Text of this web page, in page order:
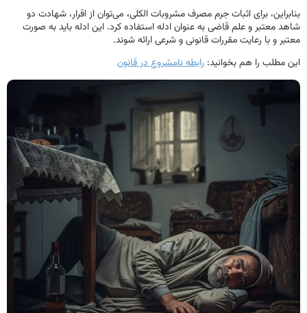
بنابراین، برای اثبات جرم مصرف مشروبات الکلی، می‌توان از اقرار، شهادت دو
شاهد معتبر و علم قاضی به عنوان ادله استفاده کرد. این ادله باید به صورت
معتبر و با رعایت مقررات قانونی و شرعی ارائه شوند.
این مطلب را هم بخوانید: رابطه نامشروع در قانون